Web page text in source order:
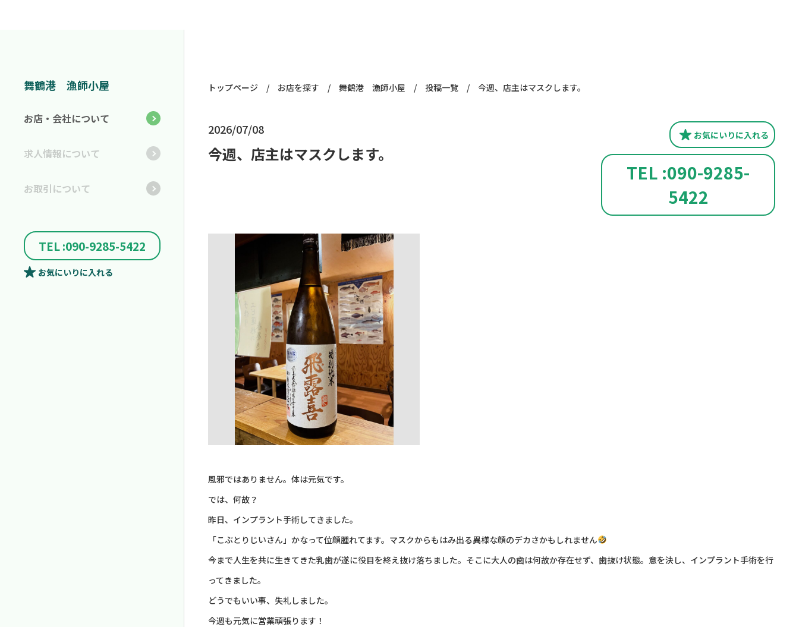
トップページ / お店を探す / 舞鶴港 漁師小屋 / 投稿一覧 / 今週、店主はマスクします。
2026/07/08
今週、店主はマスクします。
お気にいりに入れる
TEL :090-9285-
5422
風邪ではありません。体は元気です。
では、何故？
昨日、インプラント手術してきました。
「こぶとりじいさん」かなって位顔腫れてます。マスクからもはみ出る異様な顔のデカさかもしれません
今まで人生を共に生きてきた乳歯が遂に役目を終え抜け落ちました。そこに大人の歯は何故か存在せず、歯抜け状態。意を決し、インプラント手術を行
ってきました。
どうでもいい事、失礼しました。
今週も元気に営業頑張ります！
舞鶴港 漁師小屋
お店・会社について
求人情報について
お取引について
TEL :090-9285-5422
お気にいりに入れる